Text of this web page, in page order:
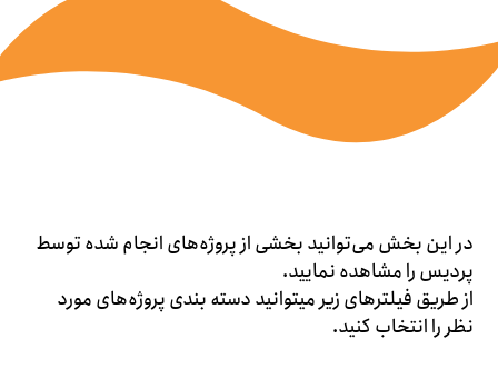
در این بخش می‌توانید بخشی از پروژه‌های انجام شده توسط
پردیس را مشاهده نمایید.
از طریق فیلترهای زیر می‎توانید دسته بندی پروژه‌های مورد
نظر را انتخاب کنید.